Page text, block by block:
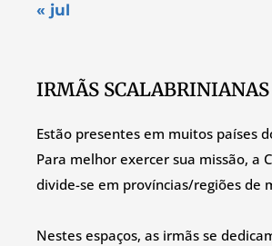
« jul
IRMÃS SCALABRINIANAS
Estão presentes em muitos países
Para melhor exercer sua missão, a
divide-se em províncias/regiões de
Nestes espaços, as irmãs se